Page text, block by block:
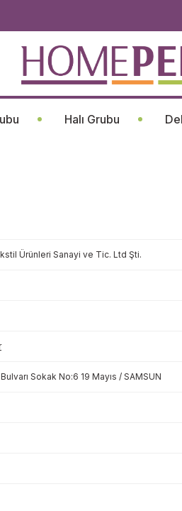
Halı Grubu
Ürünleri Sanayi ve Tic. Ltd Şti.
Sokak No:6 19 Mayıs / SAMSUN